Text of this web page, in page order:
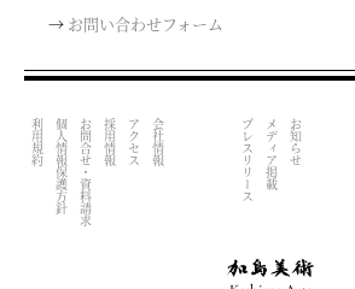
→ お問い合わせフォーム
お知らせ
メディア掲載
プレスリリース
会社情報
アクセス
採用情報
お問合せ・資料請求
個人情報保護方針
利用規約